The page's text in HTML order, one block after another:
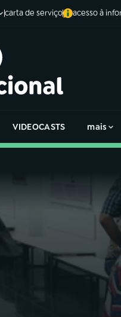
carta de serviço acesso à
VIDEOCASTS mais